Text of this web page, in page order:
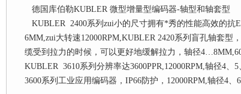
德国库伯勒KUBLER 微型增量型编码器-轴型和轴套型
KUBLER 2400系列zui小的尺寸拥有*秀的性能高效的抗
6MM,zui大转速12000RPM,KUBLER 2420系列盲孔轴套
缆受到拉力的时候，可以更好地缓解拉力，轴径
KUBLER 3610系列分辨率达3600PPR,12000RPM,轴径4
3600系列工业应用编码器，IP66防护，12000RPM,轴径4、6